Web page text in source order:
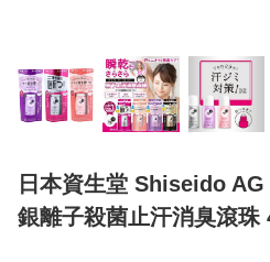
日本資生堂 Shiseido
銀離子殺菌止汗消臭滾珠